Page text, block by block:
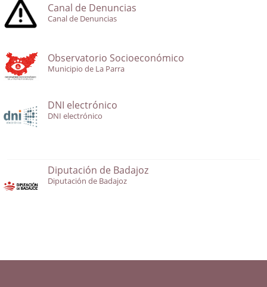
Canal de Denuncias
Canal de Denuncias
Observatorio Socioeconómico
Municipio de La Parra
DNI electrónico
DNI electrónico
Diputación de Badajoz
Diputación de Badajoz